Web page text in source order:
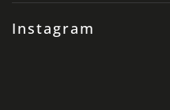
Instagram